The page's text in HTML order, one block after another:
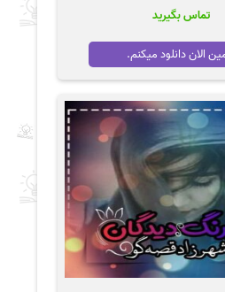
تماس بگیرید
الان دانلود میکنم.